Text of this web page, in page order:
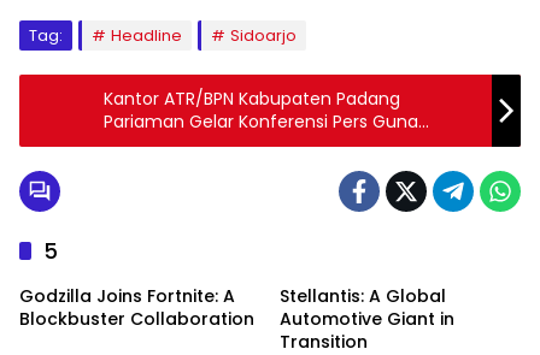
Tag: Headline Sidoarjo
Kantor ATR/BPN Kabupaten Padang
Pariaman Gelar Konferensi Pers Guna
Klarifikasi Terkait Pemberitaan Buka Blokir
Sertifikat Oleh 3 Media Online
5
Godzilla Joins Fortnite: A
Blockbuster Collaboration
Stellantis: A Global
Automotive Giant in
Transition